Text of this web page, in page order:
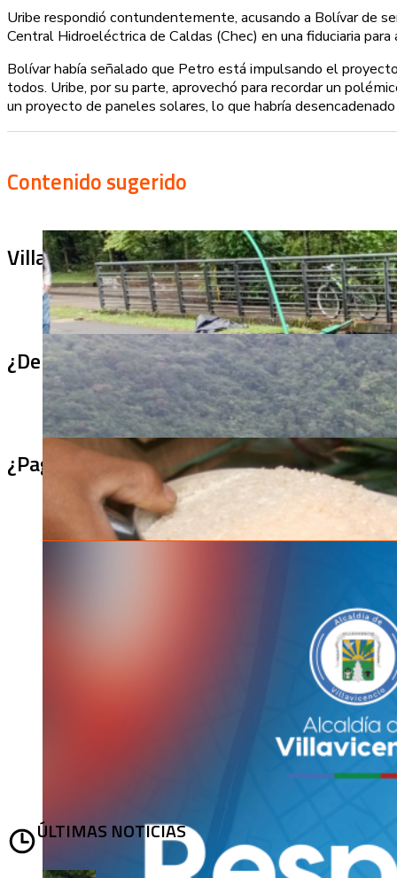
Uribe respondió contundentemente, acusando a Bolívar de
Central Hidroeléctrica de Caldas (Chec) en una fiduciaria
Bolívar había señalado que Petro está impulsando el
todos. Uribe, por su parte, aprovechó para recordar un
un proyecto de paneles solares, lo que habría
Contenido sugerido
Villa Julia no puede tapar el problema:
¿De qué sirve un puente terminado si no
¿Pagaron menos de lo permitido por el
ÚLTIMAS NOTICIAS